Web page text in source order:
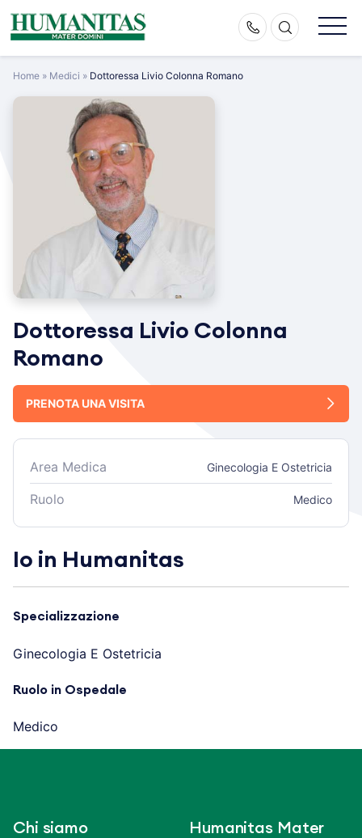
Skip
to
Home » Medici » Dottoressa Livio Colonna Romano
Dottoressa Livio Colonna
Romano
PRENOTA UNA VISITA
Area Medica Ginecologia E Ostetricia
Ruolo Medico
Io in Humanitas
Specializzazione
Ginecologia E Ostetricia
Ruolo in Ospedale
Medico
Chi siamo
Humanitas Mater